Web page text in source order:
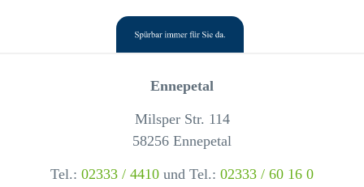
Ennepetal
Milsper Str. 114
58256 Ennepetal
Tel.: 02333 / 4410 und Tel.: 02333 / 60 16 0